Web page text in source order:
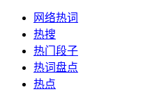
网络热词
热搜
热门段子
热词盘点
热点